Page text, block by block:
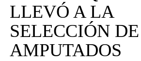
LLEVÓ A LA
SELECCIÓN DE
AMPUTADOS